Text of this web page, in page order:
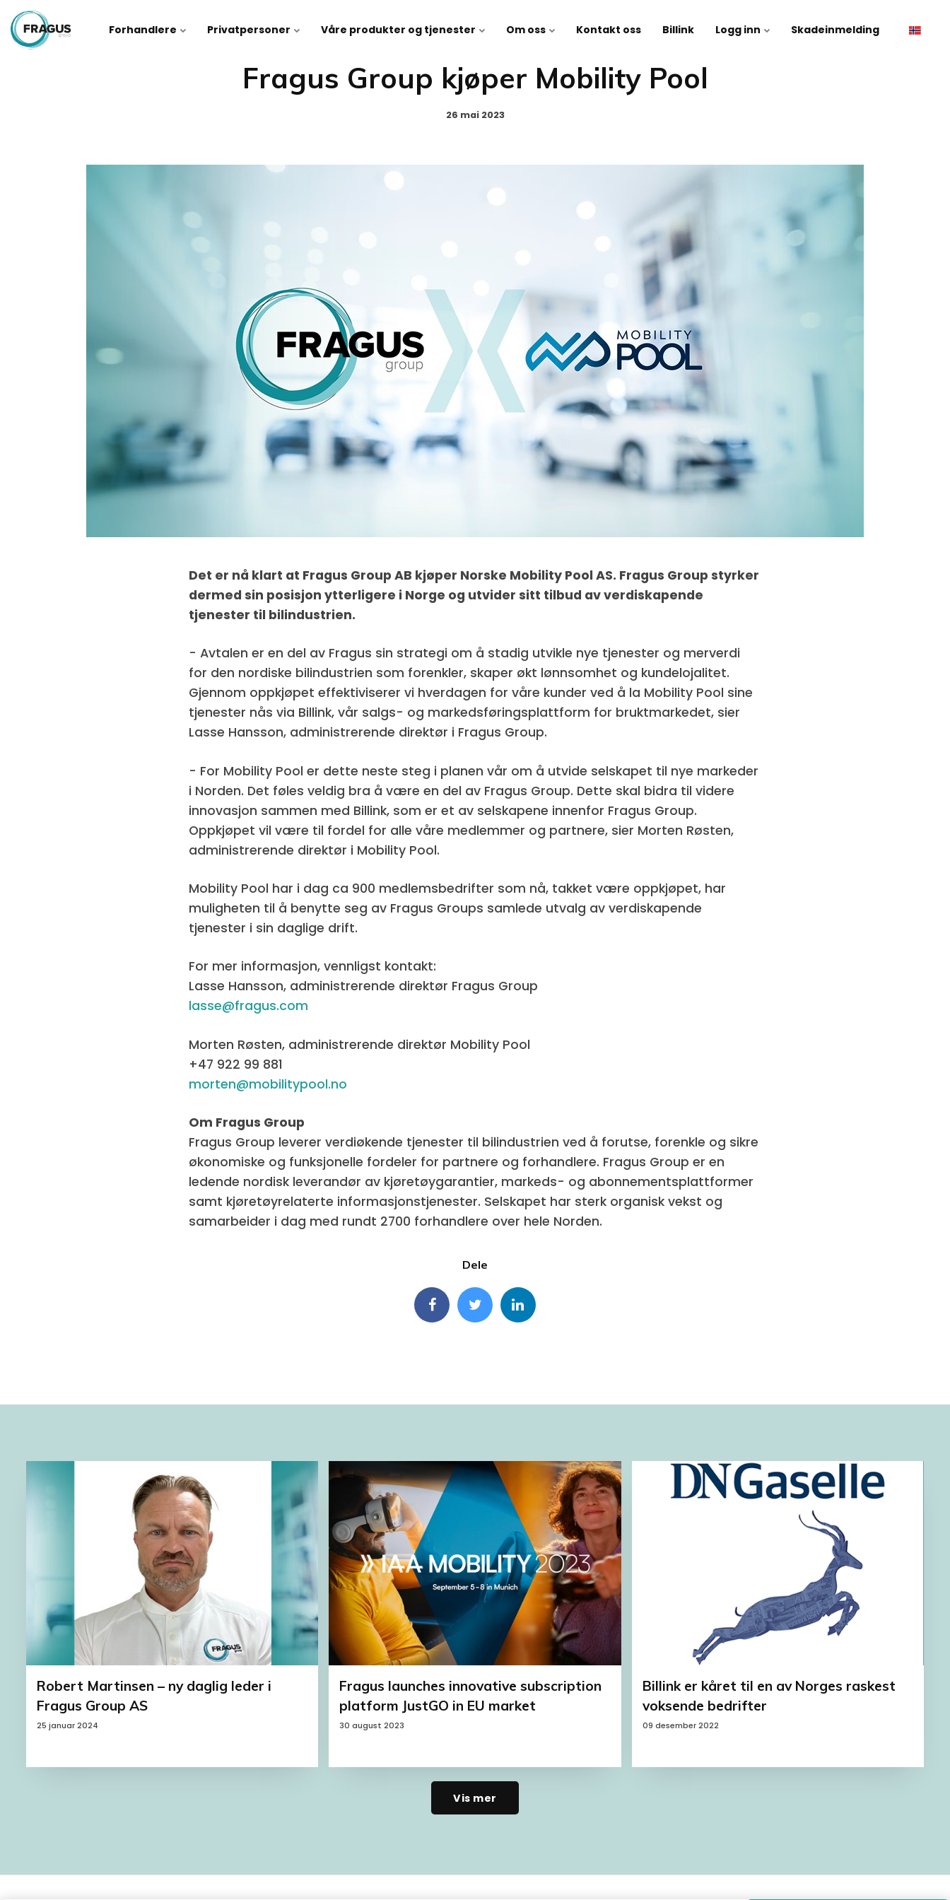
Forhandlere Privatpersoner Våre produkter og tjenester Om oss Kontakt oss Billink Logg inn Skadeinmelding
Fragus Group kjøper Mobility Pool
26 mai 2023
Det er nå klart at Fragus Group AB kjøper Norske Mobility Pool AS. Fragus Group styrker
dermed sin posisjon ytterligere i Norge og utvider sitt tilbud av verdiskapende
tjenester til bilindustrien.
- Avtalen er en del av Fragus sin strategi om å stadig utvikle nye tjenester og merverdi
for den nordiske bilindustrien som forenkler, skaper økt lønnsomhet og kundelojalitet.
Gjennom oppkjøpet effektiviserer vi hverdagen for våre kunder ved å la Mobility Pool sine
tjenester nås via Billink, vår salgs- og markedsføringsplattform for bruktmarkedet, sier
Lasse Hansson, administrerende direktør i Fragus Group.
- For Mobility Pool er dette neste steg i planen vår om å utvide selskapet til nye markeder
i Norden. Det føles veldig bra å være en del av Fragus Group. Dette skal bidra til videre
innovasjon sammen med Billink, som er et av selskapene innenfor Fragus Group.
Oppkjøpet vil være til fordel for alle våre medlemmer og partnere, sier Morten Røsten,
administrerende direktør i Mobility Pool.
Mobility Pool har i dag ca 900 medlemsbedrifter som nå, takket være oppkjøpet, har
muligheten til å benytte seg av Fragus Groups samlede utvalg av verdiskapende
tjenester i sin daglige drift.
For mer informasjon, vennligst kontakt:
Lasse Hansson, administrerende direktør Fragus Group
lasse@fragus.com
Morten Røsten, administrerende direktør Mobility Pool
+47 922 99 881
morten@mobilitypool.no
Om Fragus Group
Fragus Group leverer verdiøkende tjenester til bilindustrien ved å forutse, forenkle og sikre
økonomiske og funksjonelle fordeler for partnere og forhandlere. Fragus Group er en
ledende nordisk leverandør av kjøretøygarantier, markeds- og abonnementsplattformer
samt kjøretøyrelaterte informasjonstjenester. Selskapet har sterk organisk vekst og
samarbeider i dag med rundt 2700 forhandlere over hele Norden.
Dele
Robert Martinsen – ny daglig leder i
Fragus Group AS
25 januar 2024
Fragus launches innovative subscription
platform JustGO in EU market
30 august 2023
Billink er kåret til en av Norges raskest
voksende bedrifter
09 desember 2022
Vis mer